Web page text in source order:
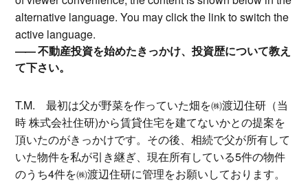
alternative language. You may click the link to switch the
active language.
不動産投資を始めたきっかけ、投資歴について教え
て下さい。
T.M. 最初は父が野菜を作っていた畑を㈱渡辺住研（当
時 株式会社住研)から賃貸住宅を建てないかとの提案を
頂いたのがきっかけです。その後、相続で父が所有して
いた物件を私が引き継ぎ、現在所有している5件の物件
のうち4件を㈱渡辺住研に管理をお願いしております。